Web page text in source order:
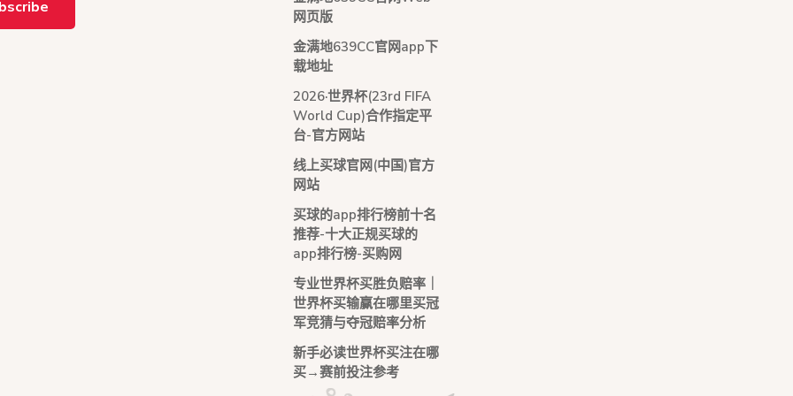
网页版
金满地639CC官网app下
载地址
2026·世界杯(23rd FIFA
World Cup)合作指定平
台-官方网站
线上买球官网(中国)官方
网站
买球的app排行榜前十名
推荐-十大正规买球的
app排行榜-买购网
专业世界杯买胜负赔率｜
世界杯买输赢在哪里买冠
军竞猜与夺冠赔率分析
新手必读世界杯买注在哪
买→赛前投注参考